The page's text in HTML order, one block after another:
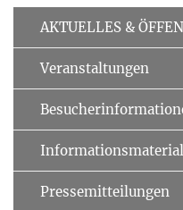
AKTUELLES &
Veranstaltungen
Informationsmaterial
Pressemitteilungen